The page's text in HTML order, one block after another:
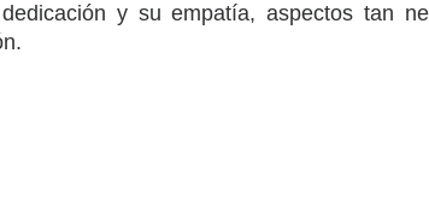
y su empatía, aspectos tan